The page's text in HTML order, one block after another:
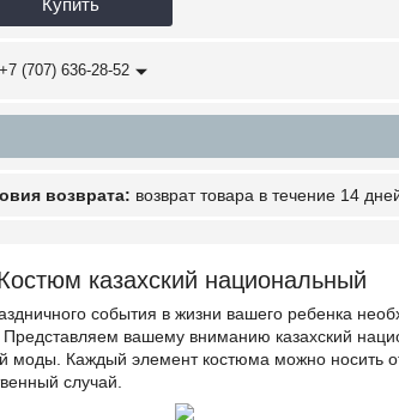
Купить
+7 (707) 636-28-52
возврат товара в течение 14
казахский национальный
события в жизни вашего ребенка
вашему вниманию казахский
Каждый элемент костюма можно носить
случай.